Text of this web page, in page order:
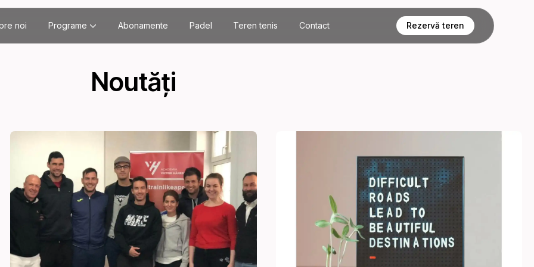
noi Programe Abonamente Padel Teren tenis Contact Rezervă teren
Noutăți